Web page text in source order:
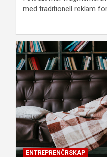
med traditionell reklam
ENTREPRENÖRSKAP